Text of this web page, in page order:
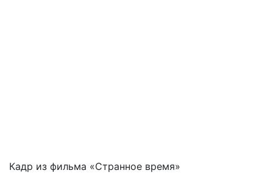
Кадр из фильма «Странное время»